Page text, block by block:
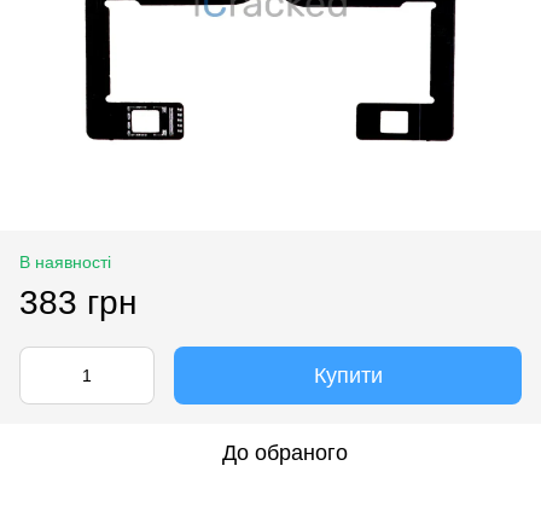
В наявності
383 грн
Купити
До обраного